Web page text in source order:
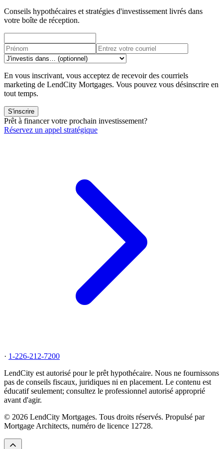
Conseils hypothécaires et stratégies d'investissement livrés dans
votre boîte de réception.
En vous inscrivant, vous acceptez de recevoir des courriels
marketing de LendCity Mortgages. Vous pouvez vous désinscrire en
tout temps.
S'inscrire
Prêt à financer votre prochain investissement?
Réservez un appel stratégique
· 1-226-212-7200
LendCity est autorisé pour le prêt hypothécaire. Nous ne fournissons
pas de conseils fiscaux, juridiques ni en placement. Le contenu est
éducatif seulement; consultez le professionnel autorisé approprié
avant d'agir.
© 2026 LendCity Mortgages. Tous droits réservés. Propulsé par
Mortgage Architects, numéro de licence 12728.